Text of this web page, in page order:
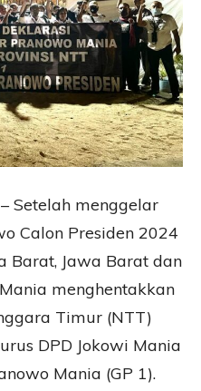
– Setelah menggelar
Calon Presiden 2024
Barat, Jawa Barat dan
menghentakkan
Timur (NTT)
DPD Jokowi Mania
Mania (GP 1).